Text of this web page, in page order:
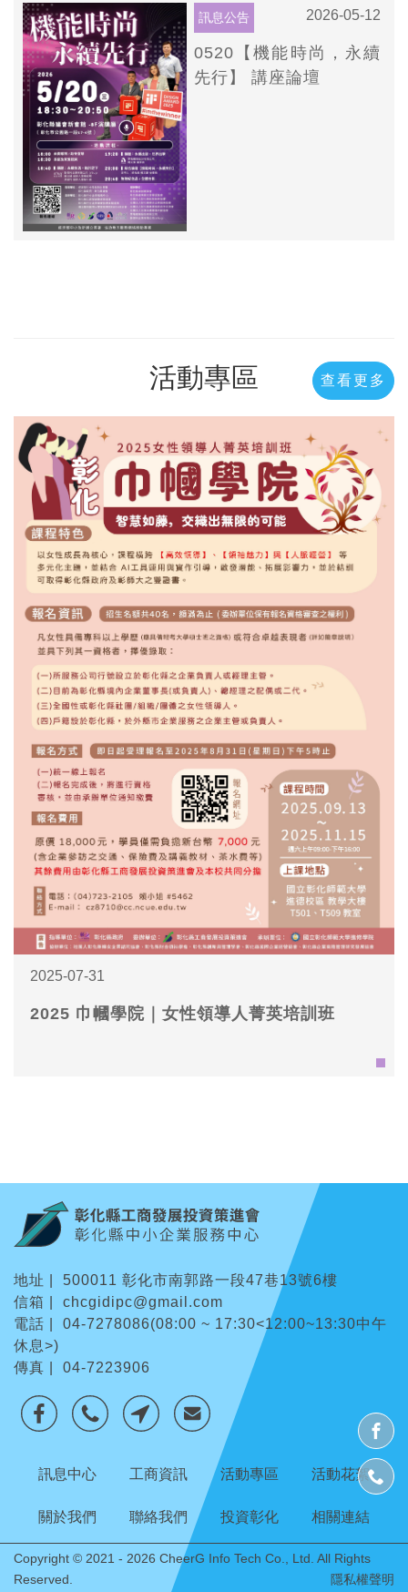
訊息公告 2026-05-12
0520【機能時尚，永續
先行】 講座論壇
活動專區 查看更多
2025-07-31
2025 巾幗學院｜女性領導人菁英培訓班
地址 | 500011 彰化市南郭路一段47巷13號6樓
信箱 | chcgidipc@gmail.com
電話 | 04-7278086(08:00 ~ 17:30<12:00~13:30中午
休息>)
傳真 | 04-7223906
訊息中心 工商資訊 活動專區 活動花絮
關於我們 聯絡我們 投資彰化 相關連結
Copyright © 2021 - 2026 CheerG Info Tech Co., Ltd. All Rights
Reserved.
隱私權聲明